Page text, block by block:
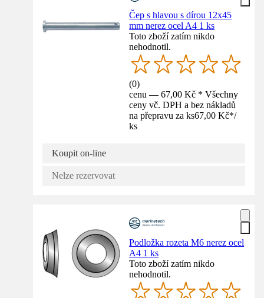
Čep s hlavou s dírou 12x45
mm nerez ocel A4 1 ks
Toto zboží zatím nikdo
nehodnotil.
(0)
cenu — 67,00 Kč * Všechny
ceny vč. DPH a bez nákladů
na přepravu za ks67,00 Kč*/
ks
Koupit on-line
Nelze rezervovat
Podložka rozeta M6 nerez ocel
A4 1 ks
Toto zboží zatím nikdo
nehodnotil.